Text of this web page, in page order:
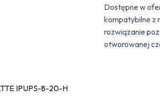
Dostępne w
kompatybilne z
rozwiązanie
otworowanej